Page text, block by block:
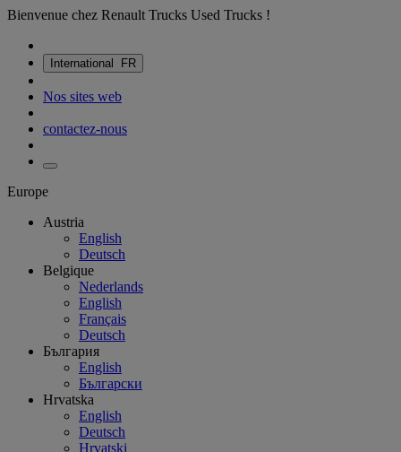
Bienvenue chez Renault Trucks Used Trucks !
International FR
Nos sites web
contactez-nous
Europe
Austria
English
Deutsch
Belgique
Nederlands
English
Français
Deutsch
България
English
Български
Hrvatska
English
Deutsch
Hrvatski